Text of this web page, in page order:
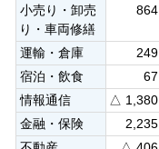
小売り・卸売
り・車両修繕
864
運輸・倉庫 249
宿泊・飲食
67
情報通信
△ 1,380
金融・保険
2,235